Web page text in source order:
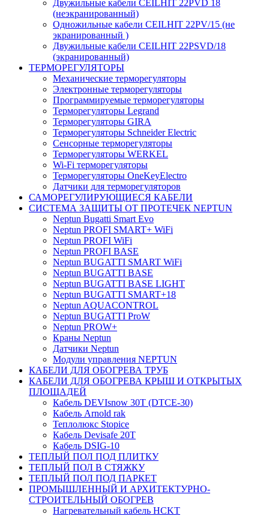
Двужильные кабели CEILHIT 22PVD 18
(неэкранированный)
Одножильные кабели CEILHIT 22PV/15 (не
экранированный )
Двужильные кабели CEILHIT 22PSVD/18
(экранированный)
ТЕРМОРЕГУЛЯТОРЫ
Механические терморегуляторы
Электронные терморегуляторы
Программируемые терморегуляторы
Терморегуляторы Legrand
Терморегуляторы GIRA
Терморегуляторы Schneider Electric
Сенсорные терморегуляторы
Терморегуляторы WERKEL
Wi-Fi терморегуляторы
Терморегуляторы OneKeyElectro
Датчики для терморегуляторов
САМОРЕГУЛИРУЮЩИЕСЯ КАБЕЛИ
СИСТЕМА ЗАЩИТЫ ОТ ПРОТЕЧЕК NEPTUN
Neptun Bugatti Smart Evo
Neptun PROFI SMART+ WiFi
Neptun PROFI WiFi
Neptun PROFI BASE
Neptun BUGATTI SMART WiFi
Neptun BUGATTI BASE
Neptun BUGATTI BASE LIGHT
Neptun BUGATTI SMART+18
Neptun AQUACONTROL
Neptun BUGATTI ProW
Neptun PROW+
Краны Neptun
Датчики Neptun
Модули управления NEPTUN
КАБЕЛИ ДЛЯ ОБОГРЕВА ТРУБ
КАБЕЛИ ДЛЯ ОБОГРЕВА КРЫШ И ОТКРЫТЫХ
ПЛОЩАДЕЙ
Кабель DEVIsnow 30Т (DTCE-30)
Кабель Arnold rak
Теплолюкс Stopice
Кабель Devisafe 20T
Кабель DSIG-10
ТЕПЛЫЙ ПОЛ ПОД ПЛИТКУ
ТЕПЛЫЙ ПОЛ В СТЯЖКУ
ТЕПЛЫЙ ПОЛ ПОД ПАРКЕТ
ПРОМЫШЛЕННЫЙ И АРХИТЕКТУРНО-
СТРОИТЕЛЬНЫЙ ОБОГРЕВ
Нагревательный кабель НCKТ